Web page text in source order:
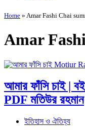
Home » Amar Fashi Chai
Amar
আমার ফাঁসি চাই |
PDF মতিউর রহমান
ইতিহাস ও ঐতিহ্য